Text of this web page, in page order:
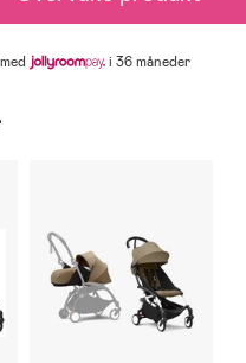
med i 36 måneder